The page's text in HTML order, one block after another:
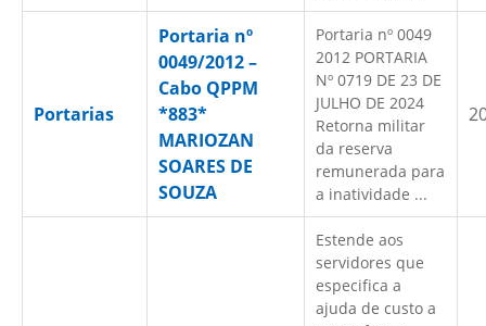
Portarias
Portaria nº
0049/2012 –
Cabo QPPM
*883*
MARIOZAN
SOARES DE
SOUZA
Portaria nº 0049
2012 PORTARIA
Nº 0719 DE 23 DE
JULHO DE 2024
Retorna militar
da reserva
remunerada para
a inatividade ...
Estende aos
servidores que
especifica a
ajuda de custo a